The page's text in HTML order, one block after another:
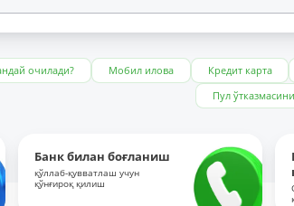
очилади? Мобил илова Кредит карта
Пул
Банк билан боғланиш
қўллаб-қувватлаш учун
қўнғироқ қилиш